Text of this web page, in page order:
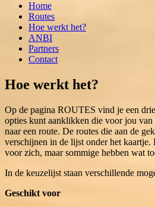
Home
Routes
Hoe werkt het?
ANBI
Partners
Contact
Hoe werkt het?
Op de pagina ROUTES vind je een
opties kunt aanklikken die voor jou
naar een route. De routes die aan de
verschijnen in de lijst onder het kaartje.
voor zich, maar sommige hebben wat
In de keuzelijst staan verschillende
Geschikt voor